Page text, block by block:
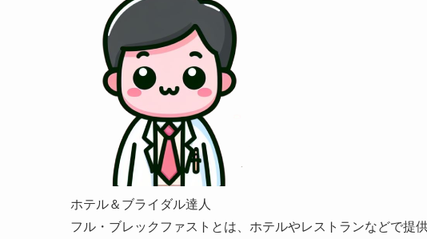
ホテル＆ブライダル達人
フル・ブレックファストとは、ホテルやレストランなどで提